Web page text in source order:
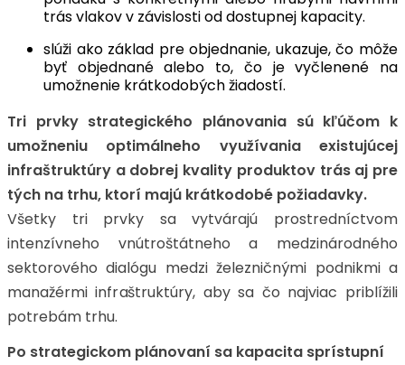
trás vlakov v závislosti od dostupnej kapacity.
slúži ako základ pre objednanie, ukazuje, čo môže
byť objednané alebo to, čo je vyčlenené na
umožnenie krátkodobých žiadostí.
Tri prvky strategického plánovania sú kľúčom k
umožneniu optimálneho využívania existujúcej
infraštruktúry a dobrej kvality produktov trás aj pre
tých na trhu, ktorí majú krátkodobé požiadavky.
Všetky tri prvky sa vytvárajú prostredníctvom
intenzívneho vnútroštátneho a medzinárodného
sektorového dialógu medzi železničnými podnikmi a
manažérmi infraštruktúry, aby sa čo najviac priblížili
potrebám trhu.
Po strategickom plánovaní sa kapacita sprístupní